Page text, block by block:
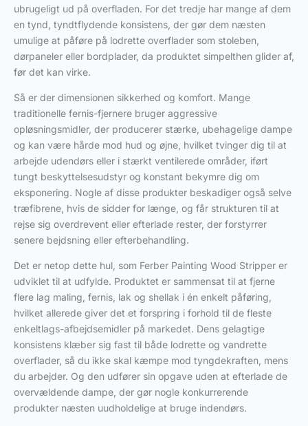
ubrugeligt ud på overfladen. For det tredje har mange af dem
en tynd, tyndtflydende konsistens, der gør dem næsten
umulige at påføre på lodrette overflader som stoleben,
dørpaneler eller bordplader, da produktet simpelthen glider af,
før det kan virke.
Så er der dimensionen sikkerhed og komfort. Mange
traditionelle fernis-fjernere bruger aggressive
opløsningsmidler, der producerer stærke, ubehagelige dampe
og kan være hårde mod hud og øjne, hvilket tvinger dig til at
arbejde udendørs eller i stærkt ventilerede områder, iført
tungt beskyttelsesudstyr og konstant bekymre dig om
eksponering. Nogle af disse produkter beskadiger også selve
træfibrene, hvis de sidder for længe, og får strukturen til at
rejse sig overdrevent eller efterlade rester, der forstyrrer
senere bejdsning eller efterbehandling.
Det er netop dette hul, som Ferber Painting Wood Stripper er
udviklet til at udfylde. Produktet er sammensat til at fjerne
flere lag maling, fernis, lak og shellak i én enkelt påføring,
hvilket allerede giver det et forspring i forhold til de fleste
enkeltlags-afbejdsemidler på markedet. Dens gelagtige
konsistens klæber sig fast til både lodrette og vandrette
overflader, så du ikke skal kæmpe mod tyngdekraften, mens
du arbejder. Og den udfører sin opgave uden at efterlade de
overvældende dampe, der gør nogle konkurrerende
produkter næsten uudholdelige at bruge indendørs.